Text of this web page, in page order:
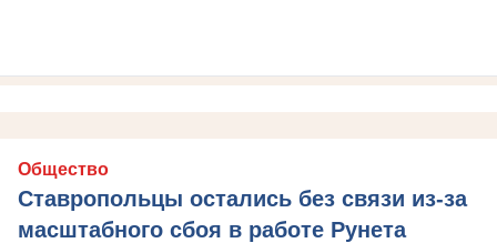
Общество
Ставропольцы остались без связи из-за
масштабного сбоя в работе Рунета